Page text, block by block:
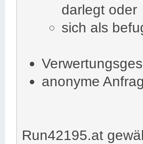
darlegt oder
sich als
anonyme
Run42195.at